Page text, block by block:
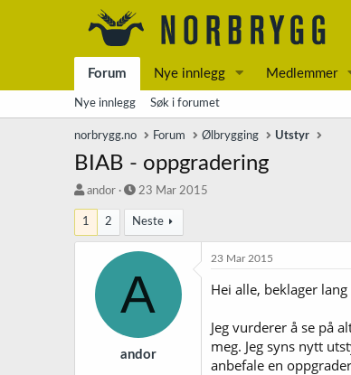
Forum Nye innlegg Medlemmer
Nye innlegg Søk i forumet
norbrygg.no Forum Ølbrygging Utstyr
BIAB - oppgradering
T
r
å
d
andor
S
a
r
t
a
t
23 Mar 2015
1 2 Neste
A
andor
23 Mar 2015
Hei alle, beklager
Jeg vurderer å se på
meg. Jeg syns nytt
anbefale en